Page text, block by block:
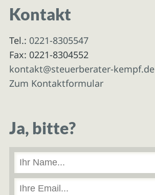
Kontakt
Tel.: 0221-8305547
Fax: 0221-8304552
kontakt@steuerberater-kempf.de
Zum Kontaktformular
Ja, bitte?